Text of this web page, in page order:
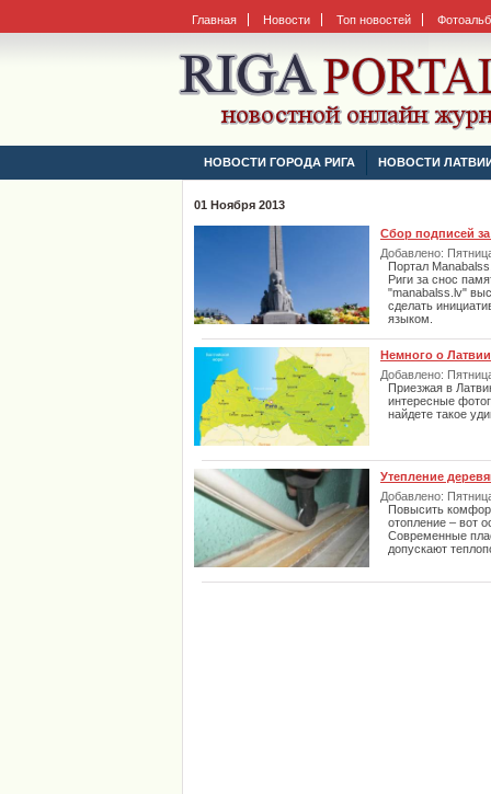
Главная Новости Топ новостей
НОВОСТИ ГОРОДА РИГА НОВОСТИ
01 Ноября 2013
Сбор подписей
Добавлено:
Портал
Риги за снос
"manabalss.lv"
сделать
языком.
Немного о Латвии
Добавлено:
Приезжая в
интересные
найдете такое
Утепление
Добавлено:
Повысить
отопление – вот
Современные
допускают